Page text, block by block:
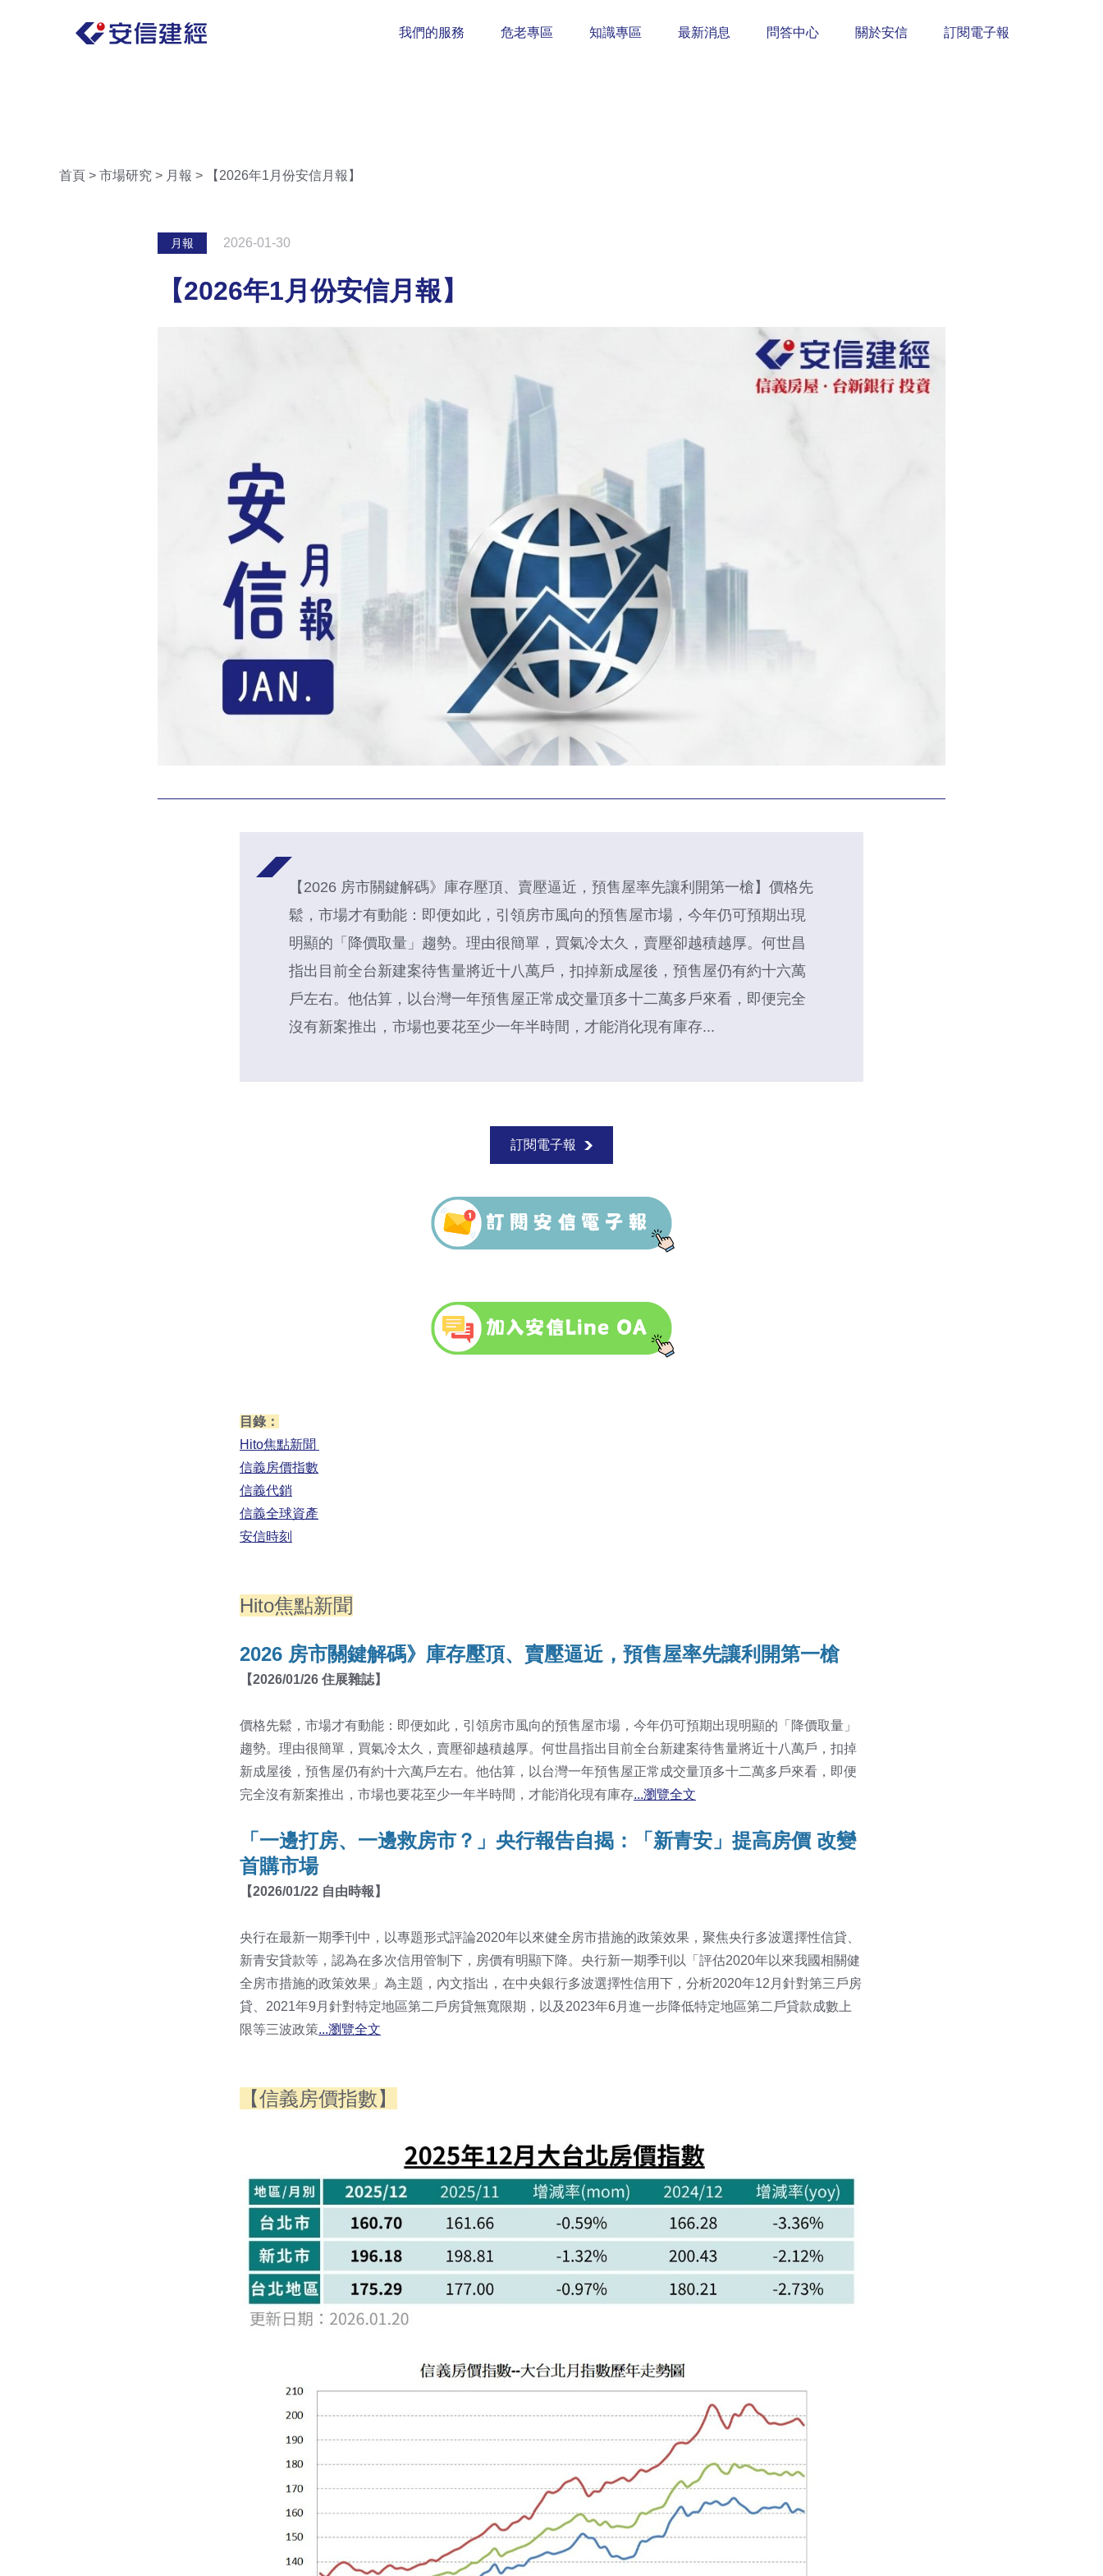
我們的服務 危老專區 知識專區 最新消息 問答中心 關於安信 訂閱電子報
首頁 > 市場研究 > 月報 > 【2026年1月份安信月報】
月報 2026-01-30
【2026年1月份安信月報】
【2026 房市關鍵解碼》庫存壓頂、賣壓逼近，預售屋率先讓利開第一槍】價格先
鬆，市場才有動能：即便如此，引領房市風向的預售屋市場，今年仍可預期出現
明顯的「降價取量」趨勢。理由很簡單，買氣冷太久，賣壓卻越積越厚。何世昌
指出目前全台新建案待售量將近十八萬戶，扣掉新成屋後，預售屋仍有約十六萬
戶左右。他估算，以台灣一年預售屋正常成交量頂多十二萬多戶來看，即便完全
沒有新案推出，市場也要花至少一年半時間，才能消化現有庫存...
訂閱電子報
目錄：
Hito焦點新聞
信義房價指數
信義代銷
信義全球資產
安信時刻
Hito焦點新聞
2026 房市關鍵解碼》庫存壓頂、賣壓逼近，預售屋率先讓利開第一槍
【2026/01/26 住展雜誌】
價格先鬆，市場才有動能：即便如此，引領房市風向的預售屋市場，今年仍可預期出現明顯的「降價取量」
趨勢。理由很簡單，買氣冷太久，賣壓卻越積越厚。何世昌指出目前全台新建案待售量將近十八萬戶，扣掉
新成屋後，預售屋仍有約十六萬戶左右。他估算，以台灣一年預售屋正常成交量頂多十二萬多戶來看，即便
完全沒有新案推出，市場也要花至少一年半時間，才能消化現有庫存...瀏覽全文
「一邊打房、一邊救房市？」央行報告自揭：「新青安」提高房價 改變
首購市場
【2026/01/22 自由時報 】
央行在最新一期季刊中，以專題形式評論2020年以來健全房市措施的政策效果，聚焦央行多波選擇性信貸、
新青安貸款等，認為在多次信用管制下，房價有明顯下降。央行新一期季刊以「評估2020年以來我國相關健
全房市措施的政策效果」為主題，內文指出，在中央銀行多波選擇性信用下，分析2020年12月針對第三戶房
貸、2021年9月針對特定地區第二戶房貸無寬限期，以及2023年6月進一步降低特定地區第二戶貸款成數上
限等三波政策...瀏覽全文
【信義房價指數】